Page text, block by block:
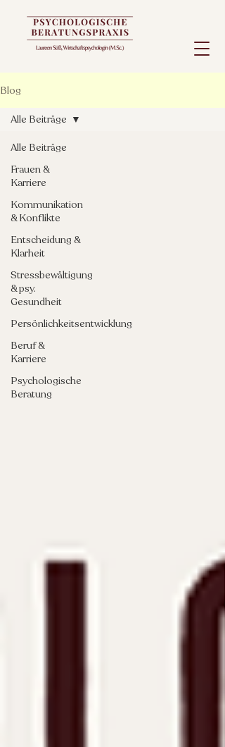
Blog
Alle Beiträge
Frauen &
Karriere
Kommunikation
& Konflikte
Entscheidung &
Klarheit
Stressbewältigung
& psy.
Gesundheit
Persönlichkeitsentwicklung
Beruf &
Karriere
Psychologische
Beratung
Alle Beiträge